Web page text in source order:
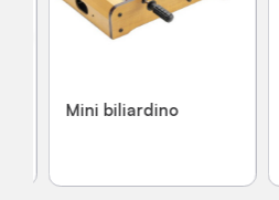
Mini biliardino